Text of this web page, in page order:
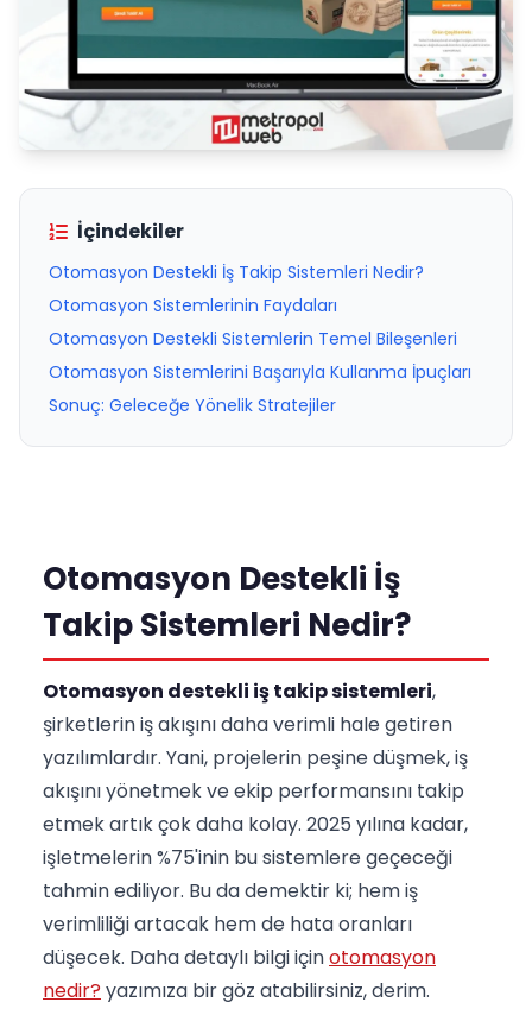
İçindekiler
Otomasyon Destekli İş Takip Sistemleri Nedir?
Otomasyon Sistemlerinin Faydaları
Otomasyon Destekli Sistemlerin Temel Bileşenleri
Otomasyon Sistemlerini Başarıyla Kullanma İpuçları
Sonuç: Geleceğe Yönelik Stratejiler
Otomasyon Destekli İş
Takip Sistemleri Nedir?
Otomasyon destekli iş takip sistemleri,
şirketlerin iş akışını daha verimli hale getiren
yazılımlardır. Yani, projelerin peşine düşmek, iş
akışını yönetmek ve ekip performansını takip
etmek artık çok daha kolay. 2025 yılına kadar,
işletmelerin %75'inin bu sistemlere geçeceği
tahmin ediliyor. Bu da demektir ki; hem iş
verimliliği artacak hem de hata oranları
düşecek. Daha detaylı bilgi içinotomasyon
nedir? yazımıza bir göz atabilirsiniz, derim.